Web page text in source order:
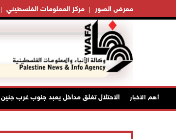
مركز المعلومات الفلسطيني معرض الصور
أهم الاخبار
قوات الاحتلال تغلق مداخل يعبد جنوب غرب جنين